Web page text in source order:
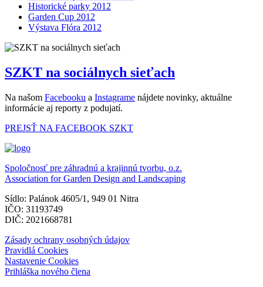
Historické parky 2012
Garden Cup 2012
Výstava Flóra 2012
SZKT na sociálnych sieťach
Na našom Facebooku a Instagrame nájdete novinky, aktuálne
informácie aj reporty z podujatí.
PREJSŤ NA FACEBOOK SZKT
Spoločnosť pre záhradnú a krajinnú tvorbu, o.z.
Association for Garden Design and Landscaping
Sídlo: Palánok 4605/1, 949 01 Nitra
IČO: 31193749
DIČ: 2021668781
Zásady ochrany osobných údajov
Pravidlá Cookies
Nastavenie Cookies
Prihláška nového člena